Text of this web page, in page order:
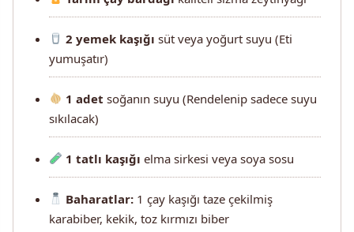
2 yemek kaşığı süt veya yoğurt suyu (Eti
yumuşatır)
1 adet soğanın suyu (Rendelenip sadece suyu
sıkılacak)
1 tatlı kaşığı elma sirkesi veya soya sosu
Baharatlar: 1 çay kaşığı taze çekilmiş
karabiber, kekik, toz kırmızı biber